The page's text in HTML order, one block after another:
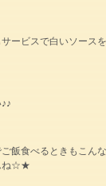
サービスで白いソース
ご飯食べるときもこん
ね☆★